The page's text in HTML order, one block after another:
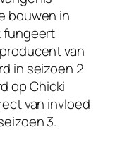
bouwen in
fungeert
van
in seizoen 2
op Chicki
van invloed
3.